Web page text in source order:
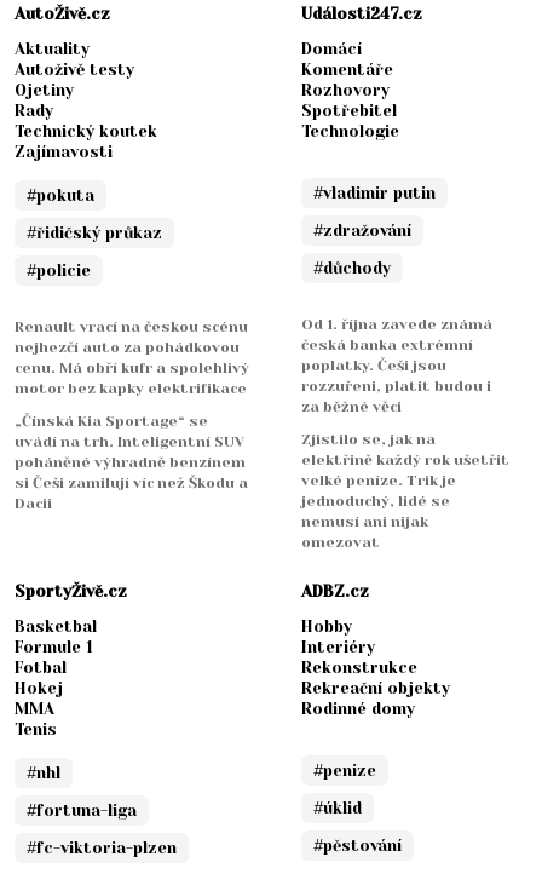
AutoŽivě.cz
Aktuality
Autoživě testy
Ojetiny
Rady
Technický koutek
Zajímavosti
#pokuta
#řidičský průkaz
#policie
Renault vrací na českou scénu
nejhezčí auto za pohádkovou
cenu. Má obří kufr a spolehlivý
motor bez kapky elektrifikace
„Čínská Kia Sportage“ se
uvádí na trh. Inteligentní SUV
poháněné výhradně benzínem
si Češi zamilují víc než Škodu a
Dacii
Události247.cz
Domácí
Komentáře
Rozhovory
Spotřebitel
Technologie
#vladimir putin
#zdražování
#důchody
Od 1. října zavede známá
česká banka extrémní
poplatky. Češi jsou
rozzuřeni, platit budou i
za běžné věci
Zjistilo se, jak na
elektřině každý rok ušetřit
velké peníze. Trik je
jednoduchý, lidé se
nemusí ani nijak
omezovat
SportyŽivě.cz
Basketbal
Formule 1
Fotbal
Hokej
MMA
Tenis
#nhl
#fortuna-liga
#fc-viktoria-plzen
ADBZ.cz
Hobby
Interiéry
Rekonstrukce
Rekreační objekty
Rodinné domy
#penize
#úklid
#pěstování